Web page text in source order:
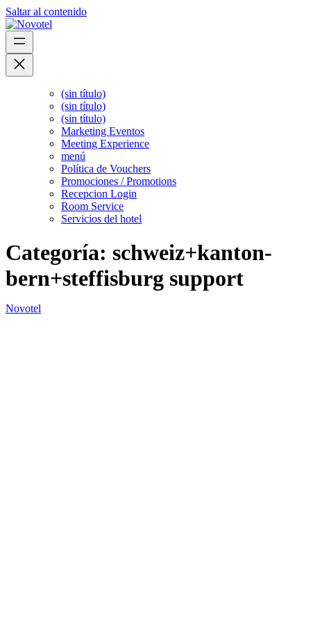
Saltar al contenido
(sin título)
(sin título)
(sin título)
Marketing Eventos
Meeting Experience
menú
Política de Vouchers
Promociones / Promotions
Recepcion Login
Room Service
Servicios del hotel
Categoría: schweiz+kanton-
bern+steffisburg support
Novotel